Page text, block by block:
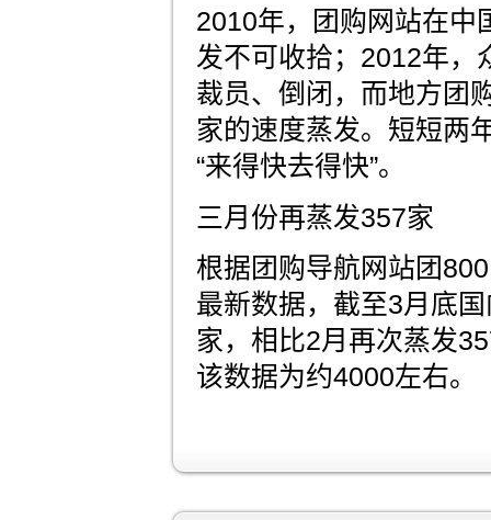
2010年，团购网站在中
发不可收拾；2012年，
裁员、倒闭，而地方团
家的速度蒸发。短短两
“来得快去得快”。
三月份再蒸发357家
根据团购导航网站团
最新数据，截至3月底
家，相比2月再次蒸发
该数据为约4000左右。